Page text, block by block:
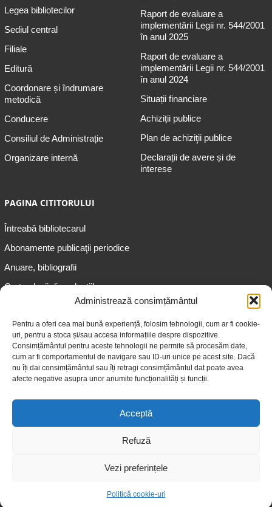
Administrează consimțământul
Pentru a oferi cea mai bună experiență, folosim tehnologii, cum ar fi cookie-
uri, pentru a stoca și/sau accesa informațiile despre dispozitive.
Consimțământul pentru aceste tehnologii ne permite să procesăm date,
cum ar fi comportamentul de navigare sau ID-uri unice pe acest site. Dacă
nu îți dai consimțământul sau îți retragi consimțământul dat poate avea
afecte negative asupra unor anumite funcționalități și funcții.
Acceptă
Refuză
Vezi preferințele
Politică cookie-uri
Legea bibliotecilor
Sediul central
Filiale
Editură
Coordonare și îndrumare
metodică
Conducere
Consiliul de Administrație
Organizare internă
Raport de evaluare a
implementării Legii nr. 544/2001
în anul 2025
Raport de evaluare a
implementării Legii nr. 544/2001
în anul 2024
Situații financiare
Achiziții publice
Plan de achiziţii publice
Declarații de avere și de
interese
PAGINA CITITORULUI
Întreabă bibliotecarul
Abonamente publicaţii periodice
Anuare, bibliografii
Cartea lunii din colecțiile
Informații pentru adolescenți
Informații pentru adulți
Informații pentru seniori
© 2026 Biblioteca Judeţeană „Gheorghe Asachi” Iaşi